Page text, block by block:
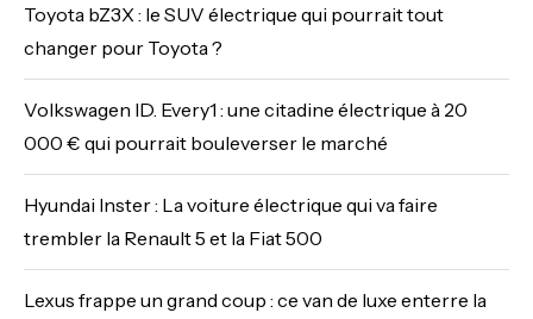
Toyota bZ3X : le SUV électrique qui pourrait tout
changer pour Toyota ?
Volkswagen ID. Every1 : une citadine électrique à 20
000 € qui pourrait bouleverser le marché
Hyundai Inster : La voiture électrique qui va faire
trembler la Renault 5 et la Fiat 500
Lexus frappe un grand coup : ce van de luxe enterre la